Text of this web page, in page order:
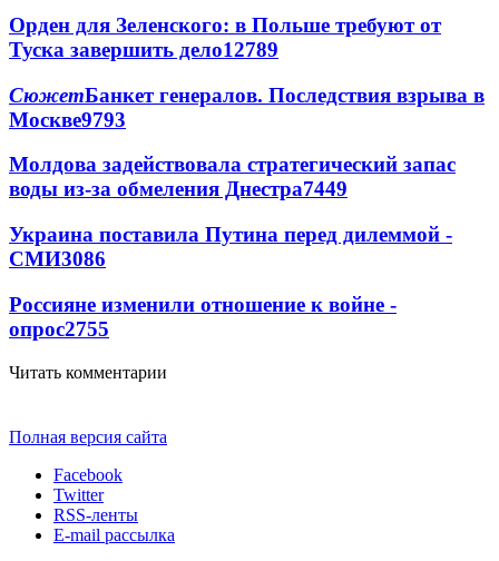
Орден для Зеленского: в Польше требуют от
Туска завершить дело12789
СюжетБанкет генералов. Последствия взрыва в
Москве9793
Молдова задействовала стратегический запас
воды из-за обмеления Днестра7449
Украина поставила Путина перед дилеммой -
СМИ3086
Россияне изменили отношение к войне -
опрос2755
Читать комментарии
Полная версия сайта
Facebook
Twitter
RSS-ленты
E-mail рассылка